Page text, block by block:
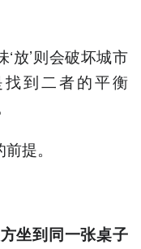
‘放’则会破坏城市
到二者的平衡
提。
坐到同一张桌子